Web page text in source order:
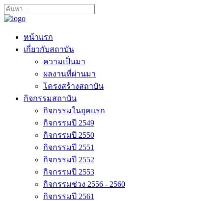
หน้าแรก
เกี่ยวกับสถาบัน
ความเป็นมา
ผลงานที่ผ่านมา
โครงสร้างสถาบัน
กิจกรรมสถาบัน
กิจกรรมในยุคแรก
กิจกรรมปี 2549
กิจกรรมปี 2550
กิจกรรมปี 2551
กิจกรรมปี 2552
กิจกรรมปี 2553
กิจกรรมช่วง 2556 - 2560
กิจกรรมปี 2561